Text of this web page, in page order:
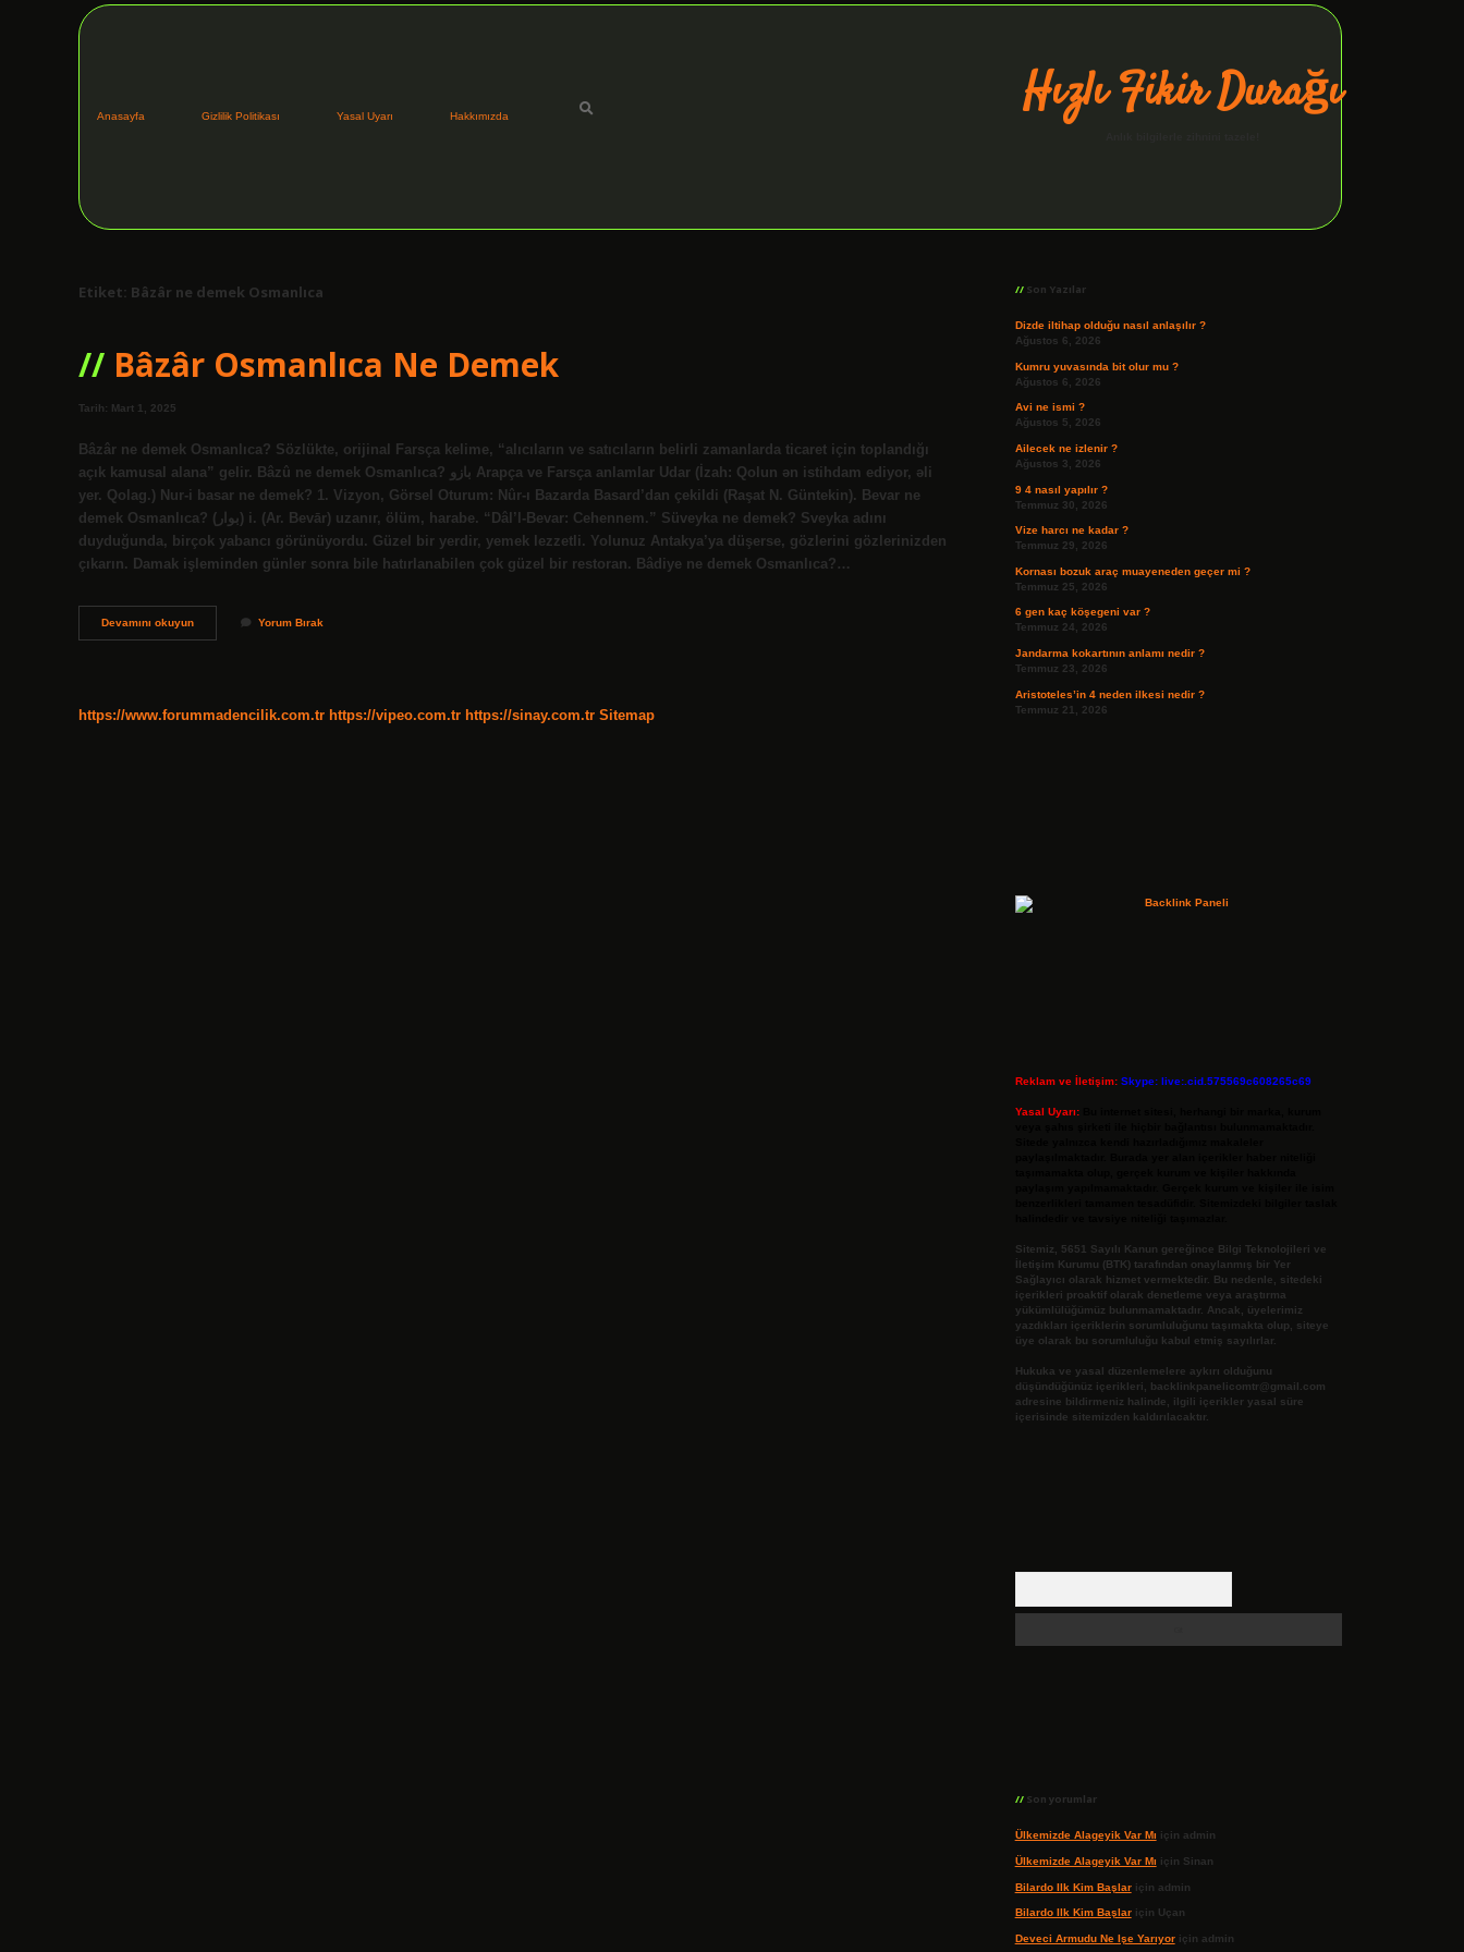
Anasayfa Gizlilik Politikası Yasal Uyarı Hakkımızda Hızlı Fikir Durağı
Etiket: Bâzâr ne demek Osmanlıca
Bâzâr Osmanlıca Ne Demek
Tarih: Mart 1, 2025
Bâzâr ne demek Osmanlıca? Sözlükte, orijinal Farsça kelime, “alıcıların ve satıcıların belirli zamanlarda ticaret için toplandığı
açık kamusal alana” gelir. Bâzû ne demek Osmanlıca? بازو Arapça ve Farsça anlamlar Udar (İzah: Qolun ən istihdam ediyor, əli
yer. Qolag.) Nur-i basar ne demek? 1. Vizyon, Görsel Oturum: Nûr-ı Bazarda Basard’dan çekildi (Raşat N. Güntekin). Bevar ne
demek Osmanlıca? (ﺑﻮﺍﺭ) i. (Ar. Bevār) uzanır, ölüm, harabe. “Dâl’l-Bevar: Cehennem.” Süveyka ne demek? Sveyka adını
duyduğunda, birçok yabancı görünüyordu. Güzel bir yerdir, yemek lezzetli. Yolunuz Antakya’ya düşerse, gözlerini gözlerinizden
çıkarın. Damak işleminden günler sonra bile hatırlanabilen çok güzel bir restoran. Bâdiye ne demek Osmanlıca?…
Devamını okuyunBâzâr
Osmanlıca
Yorum Bırak
https://www.forummadencilik.com.tr https://vipeo.com.tr https://sinay.com.tr Sitemap
Son Yazılar
Dizde iltihap olduğu nasıl anlaşılır ?
Ağustos 6, 2026
Kumru yuvasında bit olur mu ?
Ağustos 6, 2026
Avi ne ismi ?
Ağustos 5, 2026
Ailecek ne izlenir ?
Ağustos 3, 2026
9 4 nasıl yapılır ?
Temmuz 30, 2026
Vize harcı ne kadar ?
Temmuz 29, 2026
Kornası bozuk araç muayeneden geçer mi ?
Temmuz 25, 2026
6 gen kaç köşegeni var ?
Temmuz 24, 2026
Jandarma kokartının anlamı nedir ?
Temmuz 23, 2026
Aristoteles’in 4 neden ilkesi nedir ?
Temmuz 21, 2026
Reklam ve İletişim: Skype: live:.cid.575569c608265c69
Yasal Uyarı:
Sitemiz, 5651 Sayılı Kanun gereğince Bilgi Teknolojileri ve
İletişim Kurumu (BTK) tarafından onaylanmış bir Yer
Sağlayıcı olarak hizmet vermektedir. Bu nedenle, sitedeki
içerikleri proaktif olarak denetleme veya araştırma
yükümlülüğümüz bulunmamaktadır. Ancak, üyelerimiz
yazdıkları içeriklerin sorumluluğunu taşımakta olup, siteye
üye olarak bu sorumluluğu kabul etmiş sayılırlar.
Hukuka ve yasal düzenlemelere aykırı olduğunu
düşündüğünüz içerikleri,
backlinkpanelicomtr@gmail.com
adresine bildirmeniz halinde, ilgili içerikler yasal süre
içerisinde sitemizden kaldırılacaktır.
Son yorumlar
Ülkemizde Alageyik Var Mı için admin
Ülkemizde Alageyik Var Mı için Sinan
Bilardo Ilk Kim Başlariçin admin
Bilardo Ilk Kim Başlariçin Uçan
Deveci Armudu Ne Işe Yarıyoriçin admin